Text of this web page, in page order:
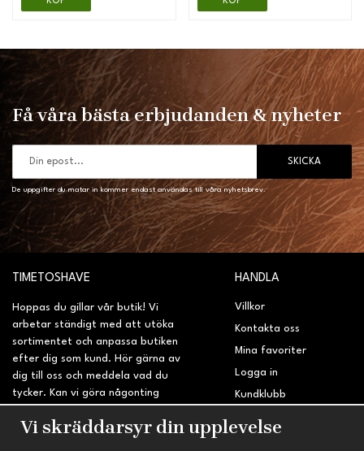
Få våra bästa erbjudanden & nyheter
SKICKA
De uppgifter du matar in kommer endast användas till våra nyhetsbrev.
TIMETOSHAVE
Hoppas du gillar vår butik! Vi
arbetar ständigt med att utöka
sortimentet och anpassa butiken
efter dig som kund. Hör gärna av
dig till oss och meddela vad du
tycker. Kan vi göra någonting
sidan?
HANDLA
Villkor
Kontakta oss
Mina favoriter
Logga in
Kundklubb
Vi skräddarsyr din upplevelse